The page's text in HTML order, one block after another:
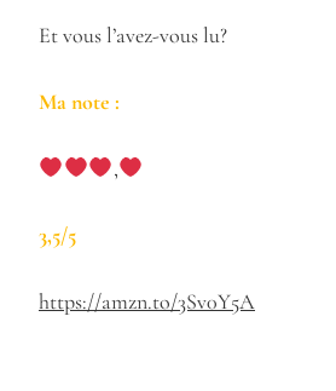
Et vous l’avez-vous lu?
Ma note :
,
3,5/5
https://amzn.to/3Sv0Y5A